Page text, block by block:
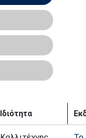
Ιδιότητα